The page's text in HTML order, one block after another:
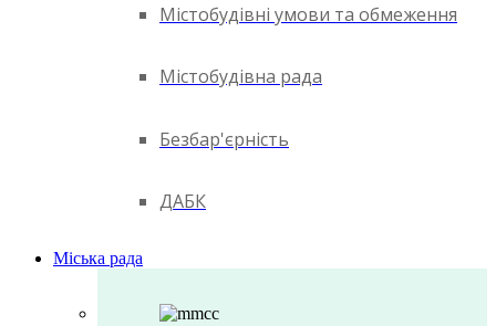
Містобудівні умови та обмеження
Містобудівна рада
Безбар'єрність
ДАБК
Міська рада